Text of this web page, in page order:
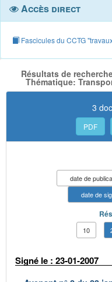
Accès direct
Fascicules du CCTG
Résultats de
Thématique:
3
PDF
date de
date de
10
Signé le : 23-01-2007